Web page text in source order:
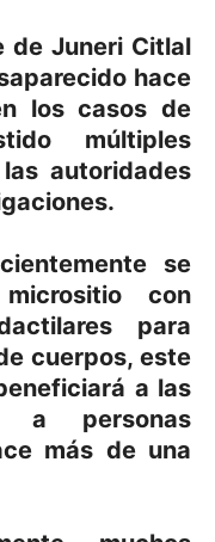
de Juneri Citlal
hace
los casos de
múltiples
autoridades
se
con
para
cuerpos, este
a las
a personas
más de una